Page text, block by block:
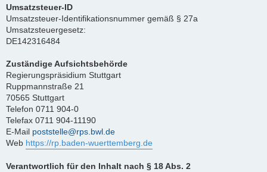
Umsatzsteuer-ID
Umsatzsteuer-Identifikationsnummer gemäß § 27a
Umsatzsteuergesetz:
DE142316484
Zuständige Aufsichtsbehörde
Regierungspräsidium Stuttgart
Ruppmannstraße 21
70565 Stuttgart
Telefon 0711 904-0
Telefax 0711 904-11190
E-Mail poststelle@rps.bwl.de
Web https://rp.baden-wuerttemberg.de
Verantwortlich für den Inhalt nach § 18 Abs. 2